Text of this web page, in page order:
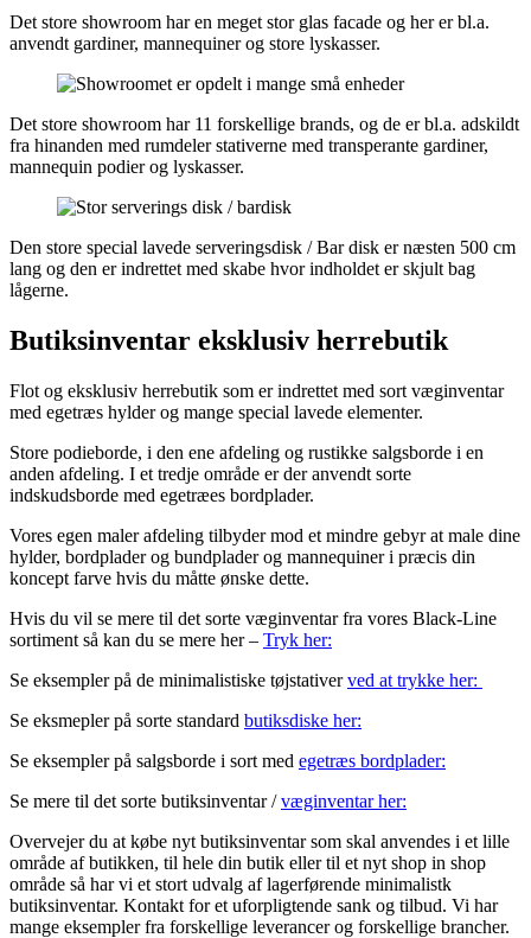
Det store showroom har en meget stor glas facade og her er bl.a.
anvendt gardiner, mannequiner og store lyskasser.
Det store showroom har 11 forskellige brands, og de er bl.a. adskildt
fra hinanden med rumdeler stativerne med transperante gardiner,
mannequin podier og lyskasser.
Den store special lavede serveringsdisk / Bar disk er næsten 500 cm
lang og den er indrettet med skabe hvor indholdet er skjult bag
lågerne.
Butiksinventar eksklusiv herrebutik
Flot og eksklusiv herrebutik som er indrettet med sort væginventar
med egetræs hylder og mange special lavede elementer.
Store podieborde, i den ene afdeling og rustikke salgsborde i en
anden afdeling. I et tredje område er der anvendt sorte
indskudsborde med egetræes bordplader.
Vores egen maler afdeling tilbyder mod et mindre gebyr at male dine
hylder, bordplader og bundplader og mannequiner i præcis din
koncept farve hvis du måtte ønske dette.
Hvis du vil se mere til det sorte væginventar fra vores Black-Line
sortiment så kan du se mere her – Tryk her:
Se eksempler på de minimalistiske tøjstativerved at trykke her:
Se eksmepler på sorte standard butiksdiske her:
Se eksempler på salgsborde i sort med egetræs bordplader:
Se mere til det sorte butiksinventar /væginventar her:
Overvejer du at købe nyt butiksinventar som skal anvendes i et lille
område af butikken, til hele din butik eller til et nyt shop in shop
område så har vi et stort udvalg af lagerførende minimalistk
butiksinventar. Kontakt for et uforpligtende sank og tilbud. Vi har
mange eksempler fra forskellige leverancer og forskellige brancher.